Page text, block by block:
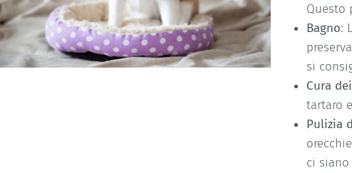
Questo
Bagno:
si
Cura
tartaro
Pulizia
ci siano